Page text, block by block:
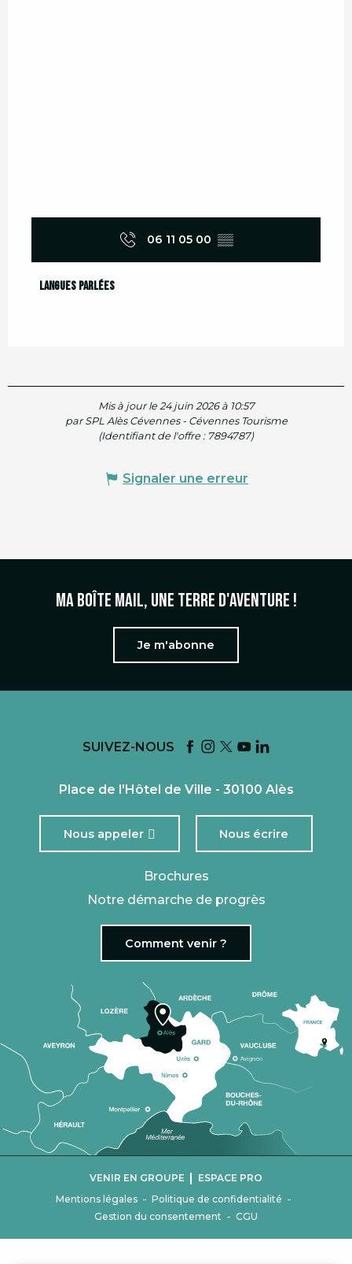
06 11 05 00 ▒▒
Langues parlées
Langues parlées
Mis à jour le 24 juin 2026 à 10:57
par SPL Alès Cévennes - Cévennes Tourisme
(Identifiant de l'offre : 7894787)
Signaler une erreur
Ma boîte mail, une terre d'aventure !
Je m'abonne
SUIVEZ-NOUS
Place de l'Hôtel de Ville - 30100 Alès
Nous appeler Nous écrire
Brochures
Notre démarche de progrès
Comment venir ?
Mentions légales - Politique de confidentialité -
Gestion du consentement - CGU
VENIR EN GROUPE ESPACE PRO